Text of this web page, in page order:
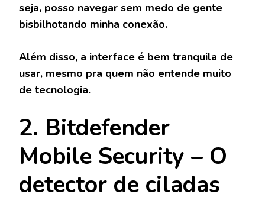
seja, posso navegar sem medo de gente
bisbilhotando minha conexão.
Além disso, a interface é bem tranquila de
usar, mesmo pra quem não entende muito
de tecnologia.
2. Bitdefender
Mobile Security – O
detector de ciladas